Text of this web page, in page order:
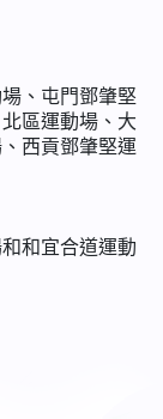
、屯門鄧肇堅
區運動場、大
西貢鄧肇堅運
和宜合道運動